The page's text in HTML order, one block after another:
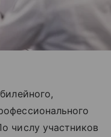
числу участников